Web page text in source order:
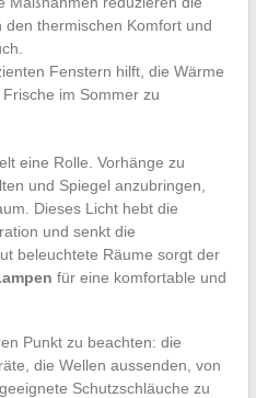
den thermischen Komfort und
Fenstern hilft, die Wärme
im Sommer zu
eine Rolle. Vorhänge zu
und Spiegel anzubringen,
Dieses Licht hebt die
und senkt die
beleuchtete Räume sorgt der
für eine komfortable und
Punkt zu beachten: die
die Wellen aussenden, von
Schutzschläuche zu